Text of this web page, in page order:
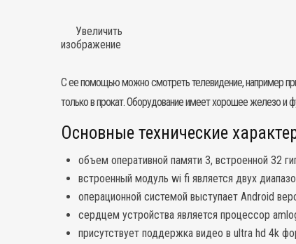
Увеличить
изображение
С ее помощью можно смотреть телевидение, например
только в прокат. Оборудование имеет хорошее железо и
Основные технические
объем оперативной памяти 3, встроенной 32
встроенный модуль wi fi является двух
операционной системой выступает Android
сердцем устройства является процессор
присутствует поддержка видео в ultra hd 4k